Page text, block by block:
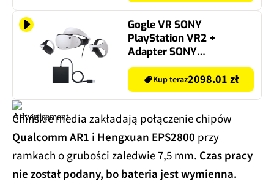
Gogle VR SONY
PlayStation VR2 +
Adapter SONY
PlayStation VR2 PC
Kup teraz2098.01 zł
Chińskie media zakładają połączenie chipów
Qualcomm AR1 i Hengxuan EPS2800 przy
ramkach o grubości zaledwie 7,5 mm. Czas pracy
nie został podany, bo bateria jest wymienna.